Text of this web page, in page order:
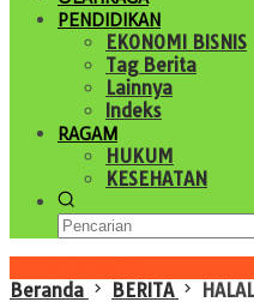
PENDIDIKAN
EKONOMI BISNIS
Tag Berita
Lainnya
Indeks
RAGAM
HUKUM
KESEHATAN
Beranda
BERITA